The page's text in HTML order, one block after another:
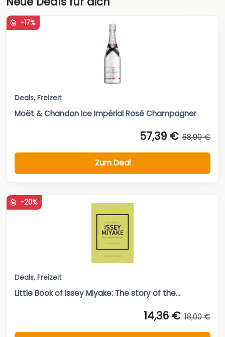
-17%
Deals, Freizeit
Moët & Chandon Ice Impérial Rosé Champagner
57,39 € 68,99 €
Zum Deal
-20%
Deals, Freizeit
Little Book of Issey Miyake: The story of the...
14,36 € 18,00 €